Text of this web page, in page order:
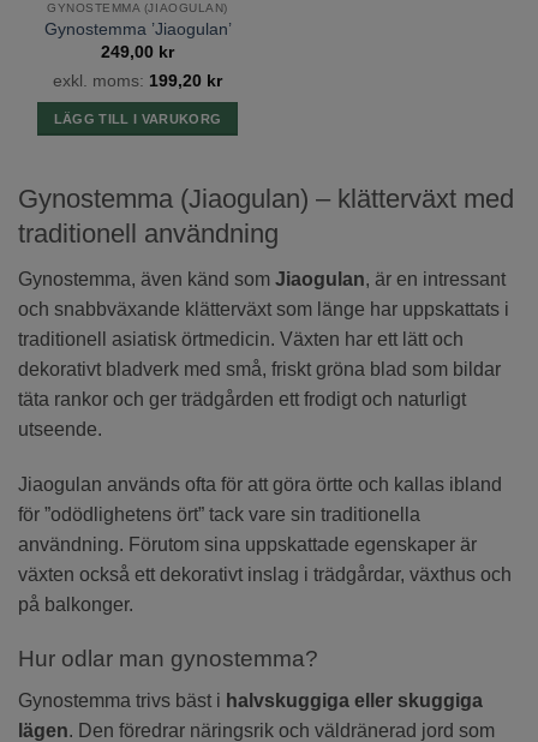
GYNOSTEMMA (JIAOGULAN)
Gynostemma ’Jiaogulan’
249,00 kr
exkl. moms: 199,20 kr
LÄGG TILL I VARUKORG
Gynostemma (Jiaogulan) – klätterväxt med
traditionell användning
Gynostemma, även känd som Jiaogulan, är en intressant
och snabbväxande klätterväxt som länge har uppskattats i
traditionell asiatisk örtmedicin. Växten har ett lätt och
dekorativt bladverk med små, friskt gröna blad som bildar
täta rankor och ger trädgården ett frodigt och naturligt
utseende.
Jiaogulan används ofta för att göra örtte och kallas ibland
för ”odödlighetens ört” tack vare sin traditionella
användning. Förutom sina uppskattade egenskaper är
växten också ett dekorativt inslag i trädgårdar, växthus och
på balkonger.
Hur odlar man gynostemma?
Gynostemma trivs bäst i halvskuggiga eller skuggiga
lägen. Den föredrar näringsrik och väldränerad jord som